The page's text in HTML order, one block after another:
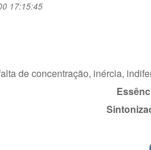
17:15:45
de concentração, inércia,